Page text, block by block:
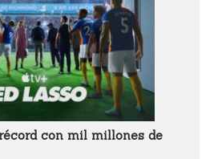
con mil millones de